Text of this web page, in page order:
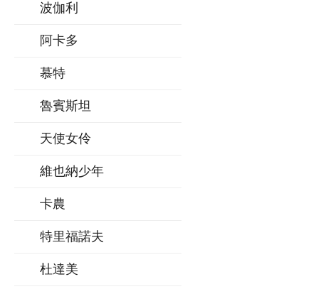
波伽利
阿卡多
慕特
魯賓斯坦
天使女伶
維也納少年
卡農
特里福諾夫
杜達美